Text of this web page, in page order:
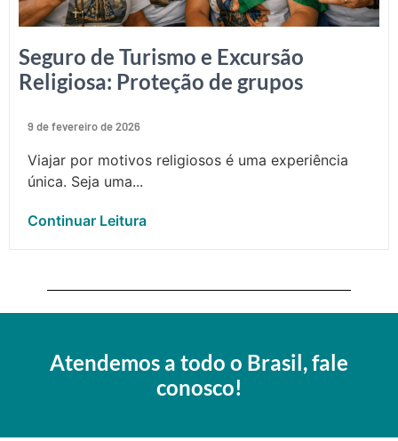
Seguro de Turismo e Excursão
Religiosa: Proteção de grupos
9 de fevereiro de 2026
Viajar por motivos religiosos é uma experiência
única. Seja uma...
Continuar Leitura
Atendemos a todo o Brasil, fale
conosco!